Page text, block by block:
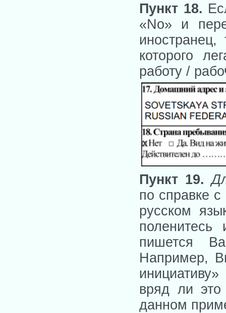
Пункт 18.
«No» и
которого
работу /
Пункт 19.
по справке
русском
поленитесь
пишется
Например,
вряд ли это
данном